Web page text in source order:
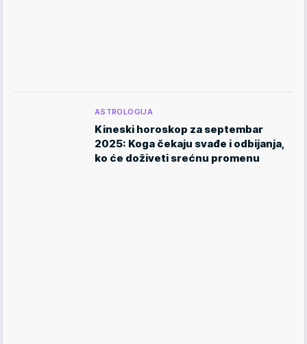
ASTROLOGIJA
Kineski horoskop za septembar
2025: Koga čekaju svađe i odbijanja,
ko će doživeti srećnu promenu